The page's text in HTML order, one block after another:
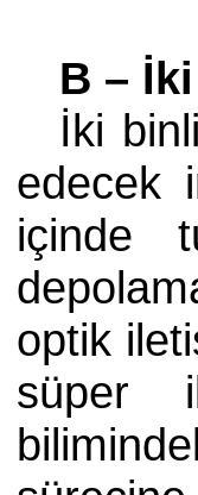
B –
İki
edecek
içinde
optik
süper